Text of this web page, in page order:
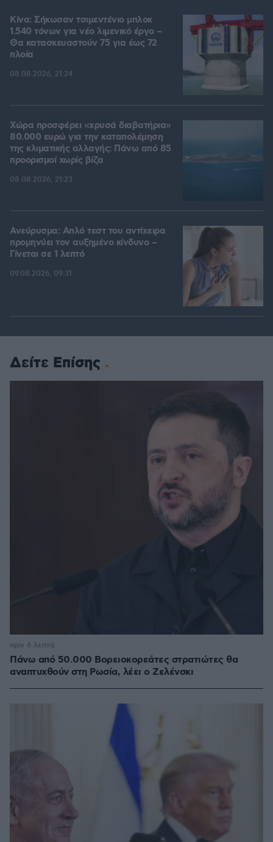
Κίνα: Σήκωσαν τσιμεντένιο μπλοκ
1.540 τόνων για νέο λιμενικό έργο –
Θα κατασκευαστούν 75 για έως 72
πλοία
08.08.2026, 21:24
Χώρα προσφέρει «χρυσά διαβατήρια»
80.000 ευρώ για την καταπολέμηση
της κλιματικής αλλαγής: Πάνω από 85
προορισμοί χωρίς βίζα
08.08.2026, 21:23
Ανεύρυσμα: Απλό τεστ του αντίχειρα
προμηνύει τον αυξημένο κίνδυνο –
Γίνεται σε 1 λεπτό
09.08.2026, 09:31
Δείτε Επίσης
Πάνω από 50.000 Βορειοκορεάτες στρατιώτες θα
αναπτυχθούν στη Ρωσία, λέει ο Ζελένσκι
πριν 6 λεπτά